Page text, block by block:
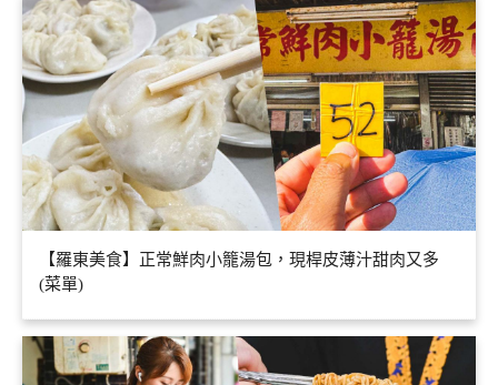
【羅東美食】正常鮮肉小籠湯包，現桿皮薄汁甜肉又多
(菜單)